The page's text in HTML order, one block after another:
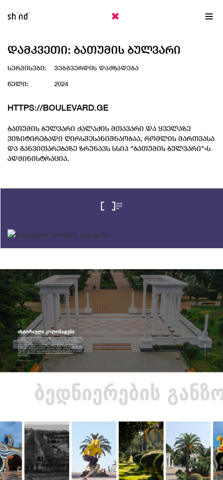
ᲓᲐᲛᲙᲕᲔᲗᲘ: ᲑᲐᲗᲣᲛᲘᲡ ᲑᲣᲚᲕᲐᲠᲘ
სერვისები: ვებგვერდის დამზადება
წელი: 2024
HTTPS://BOULEVARD.GE
ბათუმის ბულვარი ქალაქის მთავარი და ყველაზე
ვიზიტირებადი ღირსშესანიშნაობაა, რომლის მართვასა
და განვითარებაზე ზრუნავს სსიპ "ბათუმის ბულვარი"-ს
ადმინისტრაცია.